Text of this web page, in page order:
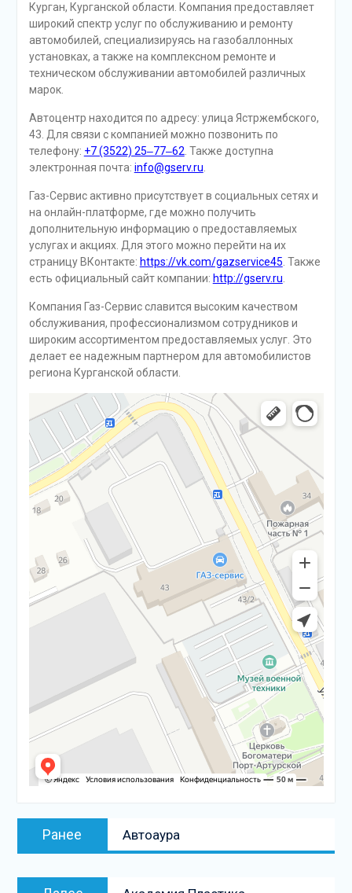
Курган, Курганской области. Компания предоставляет
широкий спектр услуг по обслуживанию и ремонту
автомобилей, специализируясь на газобаллонных
установках, а также на комплексном ремонте и
техническом обслуживании автомобилей различных
марок.
Автоцентр находится по адресу: улица Ястржембского,
43. Для связи с компанией можно позвонить по
телефону: +7 (3522) 25‒77‒62. Также доступна
электронная почта: info@gserv.ru.
Газ-Сервис активно присутствует в социальных сетях и
на онлайн-платформе, где можно получить
дополнительную информацию о предоставляемых
услугах и акциях. Для этого можно перейти на их
страницу ВКонтакте: https://vk.com/gazservice45. Также
есть официальный сайт компании: http://gserv.ru.
Компания Газ-Сервис славится высоким качеством
обслуживания, профессионализмом сотрудников и
широким ассортиментом предоставляемых услуг. Это
делает ее надежным партнером для автомобилистов
региона Курганской области.
Навигация
Ранее
Предыдущая
запись:
Автоаура
Следующая